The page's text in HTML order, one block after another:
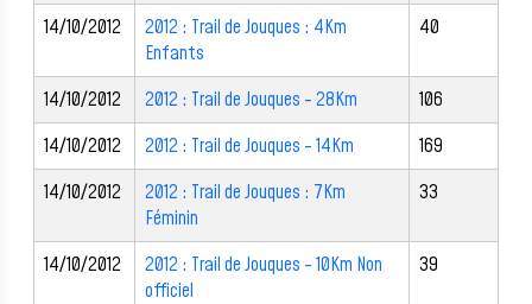
14/10/2012
2012 : Trail de Jouques : 4Km
Enfants
40
14/10/2012 2012 : Trail de Jouques - 28Km
106
14/10/2012
2012 : Trail de Jouques - 14Km
169
14/10/2012
2012 : Trail de Jouques : 7Km
Féminin
33
14/10/2012
2012 : Trail de Jouques - 10Km Non
officiel
39